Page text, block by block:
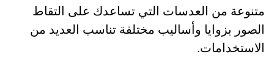
متنوعة من العدسات التي تساعدك على التقاط
الصور بزوايا وأساليب مختلفة تناسب العديد من
الاستخدامات.